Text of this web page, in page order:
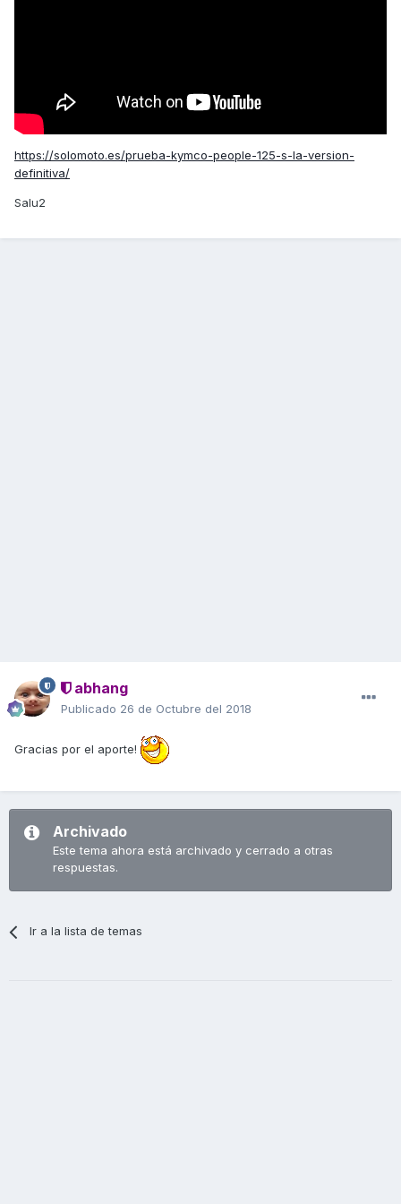
https://solomoto.es/prueba-kymco-people-125-s-la-version-
definitiva/
Salu2
abhang
Publicado 26 de Octubre del 2018
Gracias por el aporte!
Archivado
Este tema ahora está archivado y cerrado a otras
respuestas.
Ir a la lista de temas